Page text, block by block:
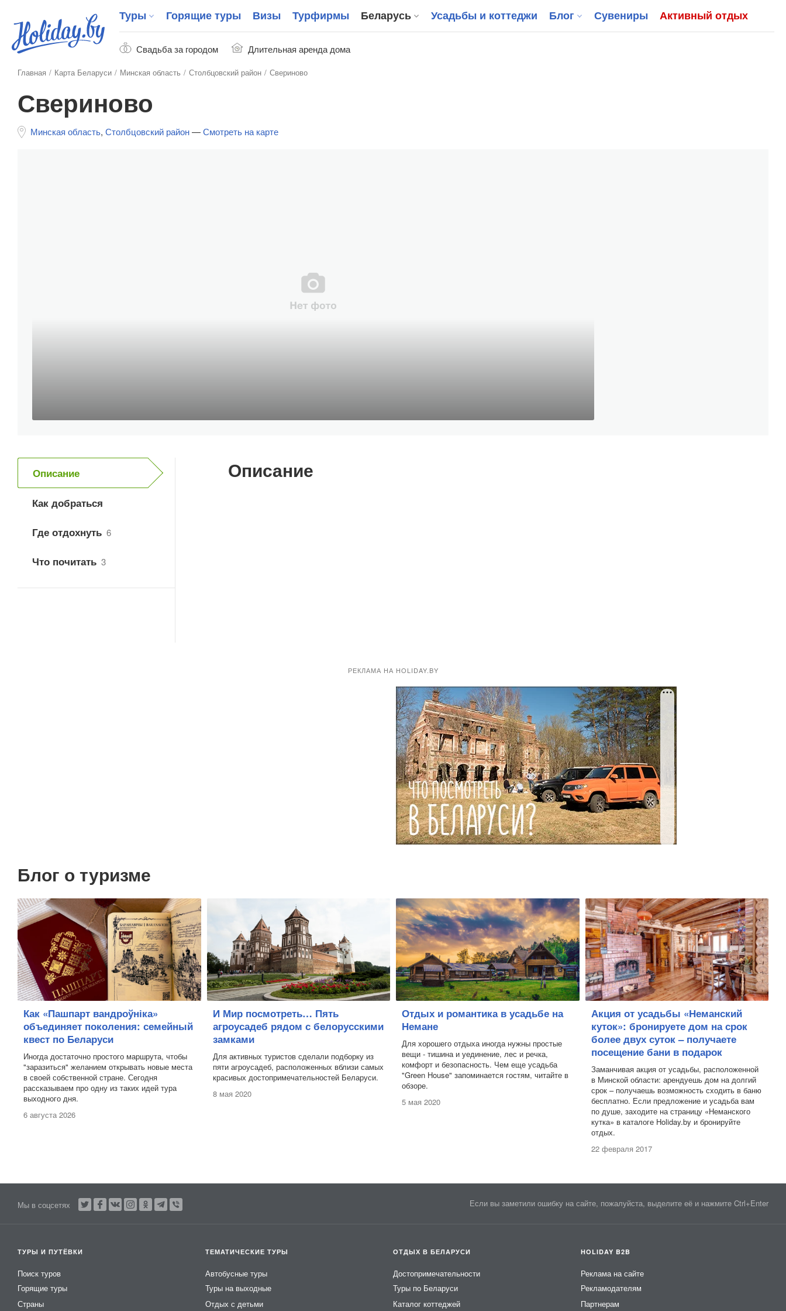
Свадьба за городом Длительная аренда дома
Туры Горящие туры Визы Турфирмы Беларусь Усадьбы и коттеджи Блог Сувениры Активный отдых
Главная Карта Беларуси Минская область Столбцовский район Свериново
Свериново
Минская область, Столбцовский район—Смотреть на карте
Описание
Как добраться
Где отдохнуть 6
Что почитать 3
Описание
РЕКЛАМА НА HOLIDAY.BY
Блог о туризме
Как «Пашпарт вандроўніка»
объединяет поколения: семейный
квест по Беларуси
Иногда достаточно простого маршрута, чтобы
"заразиться" желанием открывать новые места
в своей собственной стране. Сегодня
рассказываем про одну из таких идей тура
выходного дня.
6 августа 2026
И Мир посмотреть… Пять
агроусадеб рядом с белорусскими
замками
Для активных туристов сделали подборку из
пяти агроусадеб, расположенных вблизи самых
красивых достопримечательностей Беларуси.
8 мая 2020
Отдых и романтика в усадьбе на
Немане
Для хорошего отдыха иногда нужны простые
вещи - тишина и уединение, лес и речка,
комфорт и безопасность. Чем еще усадьба
"Green House" запоминается гостям, читайте в
обзоре.
5 мая 2020
Акция от усадьбы «Неманский
куток»: бронируете дом на срок
более двух суток – получаете
посещение бани в подарок
Заманчивая акция от усадьбы, расположенной
в Минской области: арендуешь дом на долгий
срок – получаешь возможность сходить в баню
бесплатно. Если предложение и усадьба вам
по душе, заходите на страницу «Неманского
кутка» в каталоге Holiday.by и бронируйте
отдых.
22 февраля 2017
Мы в соцсетях Если вы заметили ошибку на сайте, пожалуйста, выделите её и нажмите Ctrl+Enter
ТУРЫ И ПУТЁВКИ
Поиск туров
Горящие туры
Страны
ТЕМАТИЧЕСКИЕ ТУРЫ
Автобусные туры
Туры на выходные
Отдых с детьми
ОТДЫХ В БЕЛАРУСИ
Достопримечательности
Туры по Беларуси
Каталог коттеджей
HOLIDAY B2B
Реклама на сайте
Рекламодателям
Партнерам